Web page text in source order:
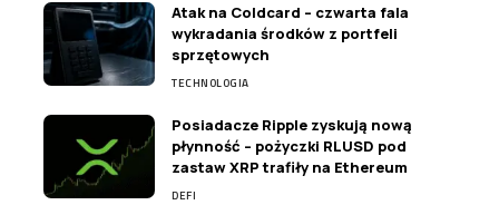
Atak na Coldcard – czwarta fala
wykradania środków z portfeli
sprzętowych
TECHNOLOGIA
Posiadacze Ripple zyskują nową
płynność – pożyczki RLUSD pod
zastaw XRP trafiły na Ethereum
DEFI